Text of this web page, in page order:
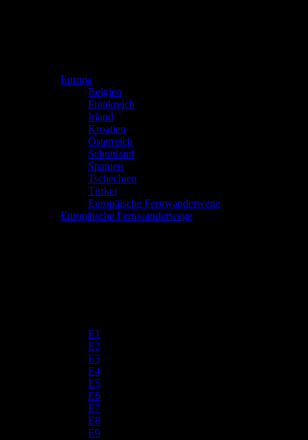
Europa
Belgien
Frankreich
Irland
Kroatien
Österreich
Schottland
Spanien
Tschechien
Türkei
Europäische Fernwanderwege
Europäische Fernwanderwege
E1
E2
E3
E4
E5
E6
E7
E8
E9